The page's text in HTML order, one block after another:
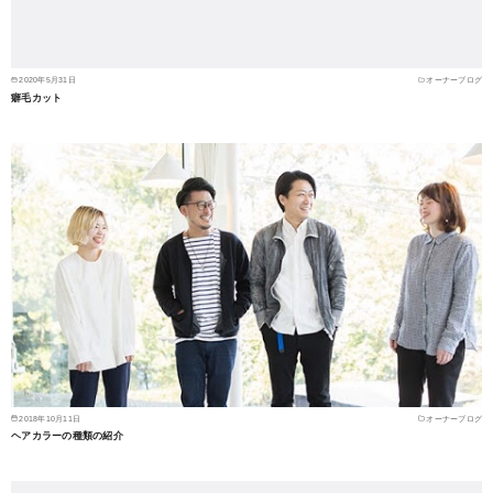
2020年5月31日 オーナーブログ
癖毛カット
2018年10月11日 オーナーブログ
ヘアカラーの種類の紹介